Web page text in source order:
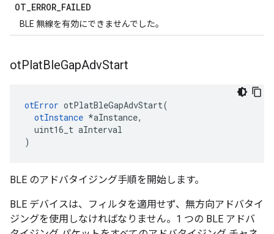
OT_ERROR_FAILED
BLE 無線を有効にできませんでした。
otPlatBleGapAdvStart
otError otPlatBleGapAdvStart(
otInstance *aInstance,
uint16_t aInterval
)
BLE のアドバタイジング手順を開始します。
BLE デバイスは、フィルタを適用せず、無方向アドバタイ
ジングを使用しなければなりません。1 つの BLE アドバ